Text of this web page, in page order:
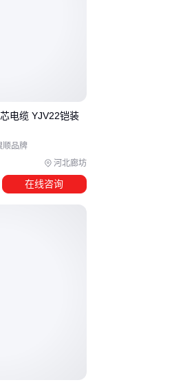
体保存的场合
冷系统
过3吨
河北廊坊
电缆 YJV22铠装
顺品牌
在线咨询